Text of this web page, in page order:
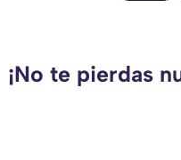
¡No te pierdas